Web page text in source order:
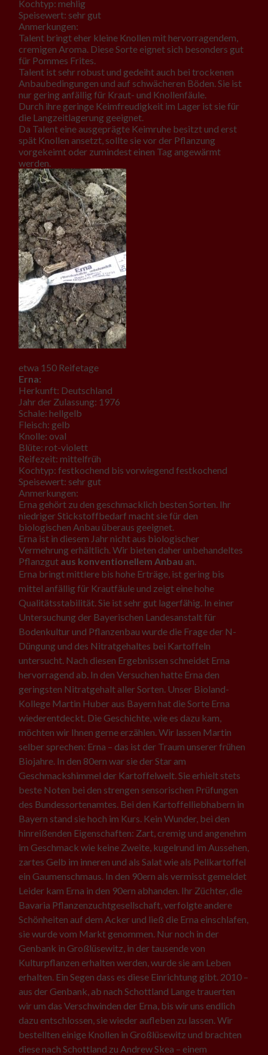
Kochtyp: mehlig
Speisewert: sehr gut
Anmerkungen:
Talent bringt eher kleine Knollen mit hervorragendem,
cremigen Aroma. Diese Sorte eignet sich besonders gut
für Pommes Frites.
Talent ist sehr robust und gedeiht auch bei trockenen
Anbaubedingungen und auf schwächeren Böden. Sie ist
nur gering anfällig für Kraut- und Knollenfäule.
Durch ihre geringe Keimfreudigkeit im Lager ist sie für
die Langzeitlagerung geeignet.
Da Talent eine ausgeprägte Keimruhe besitzt und erst
spät Knollen ansetzt, sollte sie vor der Pflanzung
vorgekeimt oder zumindest einen Tag angewärmt
werden.
etwa 150 Reifetage
Erna:
Herkunft: Deutschland
Jahr der Zulassung: 1976
Schale: hellgelb
Fleisch: gelb
Knolle: oval
Blüte: rot-violett
Reifezeit: mittelfrüh
Kochtyp: festkochend bis vorwiegend festkochend
Speisewert: sehr gut
Anmerkungen:
Erna gehört zu den geschmacklich besten Sorten. Ihr
niedriger Stickstoffbedarf macht sie für den
biologischen Anbau überaus geeignet.
Erna ist in diesem Jahr nicht aus biologischer
Vermehrung erhältlich. Wir bieten daher unbehandeltes
Pflanzgut aus konventionellem Anbau an.
Erna bringt mittlere bis hohe Erträge, ist gering bis
mittel anfällig für Krautfäule und zeigt eine hohe
Qualitätsstabilität. Sie ist sehr gut lagerfähig. In einer
Untersuchung der Bayerischen Landesanstalt für
Bodenkultur und Pflanzenbau wurde die Frage der N-
Düngung und des Nitratgehaltes bei Kartoffeln
untersucht. Nach diesen Ergebnissen schneidet Erna
hervorragend ab. In den Versuchen hatte Erna den
geringsten Nitratgehalt aller Sorten. Unser Bioland-
Kollege Martin Huber aus Bayern hat die Sorte Erna
wiederentdeckt. Die Geschichte, wie es dazu kam,
möchten wir Ihnen gerne erzählen. Wir lassen Martin
selber sprechen: Erna – das ist der Traum unserer frühen
Biojahre. In den 80ern war sie der Star am
Geschmackshimmel der Kartoffelwelt. Sie erhielt stets
beste Noten bei den strengen sensorischen Prüfungen
des Bundessortenamtes. Bei den Kartoffelliebhabern in
Bayern stand sie hoch im Kurs. Kein Wunder, bei den
hinreißenden Eigenschaften: Zart, cremig und angenehm
im Geschmack wie keine Zweite, kugelrund im Aussehen,
zartes Gelb im inneren und als Salat wie als Pellkartoffel
ein Gaumenschmaus. In den 90ern als vermisst gemeldet
Leider kam Erna in den 90ern abhanden. Ihr Züchter, die
Bavaria Pflanzenzuchtgesellschaft, verfolgte andere
Schönheiten auf dem Acker und ließ die Erna einschlafen,
sie wurde vom Markt genommen. Nur noch in der
Genbank in Großlüsewitz, in der tausende von
Kulturpflanzen erhalten werden, wurde sie am Leben
erhalten. Ein Segen dass es diese Einrichtung gibt. 2010 –
aus der Genbank, ab nach Schottland Lange trauerten
wir um das Verschwinden der Erna, bis wir uns endlich
dazu entschlossen, sie wieder aufleben zu lassen. Wir
bestellten einige Knollen in Großlüsewitz und brachten
diese nach Schottland zu Andrew Skea – einem